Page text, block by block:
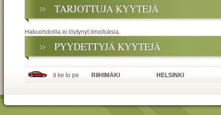
TARJOTTUJA KYYTEJÄ
Hakuehdoilla ei löytynyt ilmoituksia.
PYYDETTYJÄ KYYTEJÄ
ti ke to pe RIIHIMÄKI HELSINKI